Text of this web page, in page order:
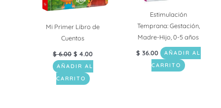
Mi Primer Libro de
Cuentos
$6.00 $ 4.00
AÑADIR AL
CARRITO
Estimulación
Temprana: Gestación,
Madre-Hijo, 0-5 años
$ 36.00
AÑADIR AL
CARRITO